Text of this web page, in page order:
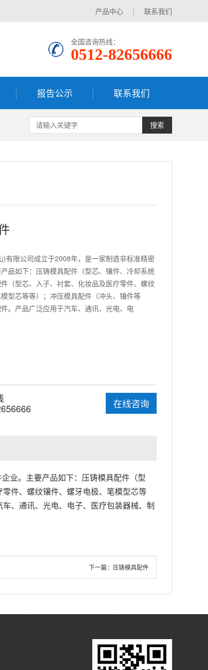
产品中心 | 联系我们
全国咨询热线：
0512-82656666
报告公示 联系我们
搜索
)有限公司成立于2008年，是一家制造非标准精密
品如下：压铸模具配件（型芯、镶件、冷却系统
（型芯、入子、衬套、化妆品及医疗零件、螺纹
型芯等等）；冲压模具配件（冲头、镶件等
。产品广泛应用于汽车、通讯、光电、电
在线咨询
业。主要产品如下：压铸模具配件（型
件、螺纹镶件、螺牙电极、笔模型芯等
、通讯、光电、电子、医疗包装器械、制
下一篇： 压铸模具配件